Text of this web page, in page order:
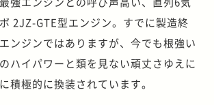
2JZ-GTE型エンジン。すでに製造終
ンジンではありますが、今でも根強い
ハイパワーと類を見ない頑丈さゆえに
積極的に換装されています。